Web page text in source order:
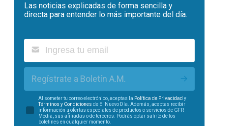
Las noticias explicadas de forma sencilla y
directa para entender lo más importante del día.
Regístrate a Boletín A.M.
Al someter tu correo electrónico, aceptas la Política de Privacidad y
Términos y Condiciones de El Nuevo Día. Además, aceptas recibir
información u ofertas especiales de productos o servicios de GFR
Media, sus afiliadas o de terceros. Podrás optar salirte de los
boletines en cualquier momento.